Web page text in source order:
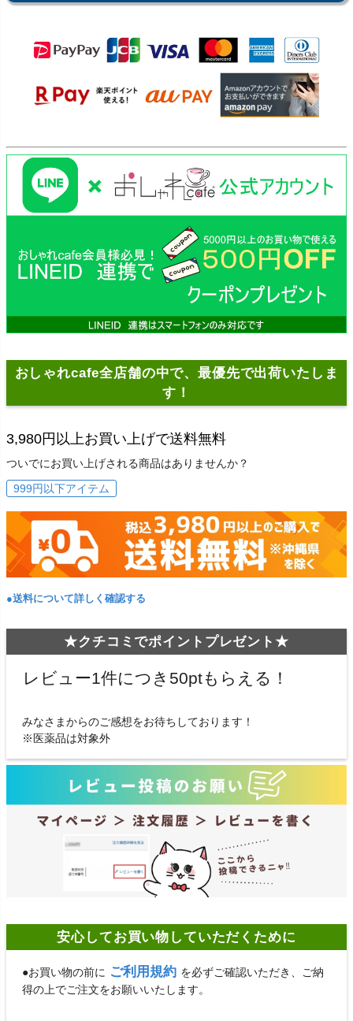
おしゃれcafe全店舗の中で、最優先で出荷いたしま
す！
3,980円以上お買い上げで送料無料
ついでにお買い上げされる商品はありませんか？
999円以下アイテム
●送料について詳しく確認する
★クチコミでポイントプレゼント★
レビュー1件につき50ptもらえる！
みなさまからのご感想をお待ちしております！
※医薬品は対象外
安心してお買い物していただくために
●お買い物の前に ご利用規約 を必ずご確認いただき、ご納
得の上でご注文をお願いいたします。